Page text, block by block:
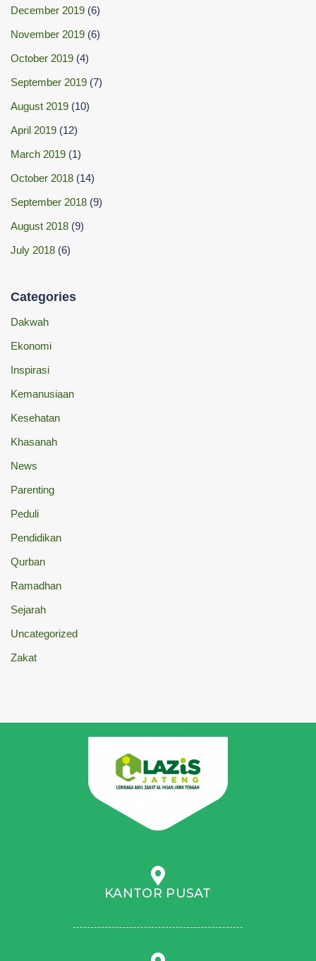
December 2019 (6)
November 2019 (6)
October 2019 (4)
September 2019 (7)
August 2019 (10)
April 2019 (12)
March 2019 (1)
October 2018 (14)
September 2018 (9)
August 2018 (9)
July 2018 (6)
Categories
Dakwah
Ekonomi
Inspirasi
Kemanusiaan
Kesehatan
Khasanah
News
Parenting
Peduli
Pendidikan
Qurban
Ramadhan
Sejarah
Uncategorized
Zakat
KANTOR PUSAT